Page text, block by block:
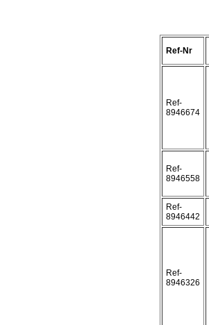
Ref-Nr
Ref-
8946674
Ref-
8946558
Ref-
8946442
Ref-
8946326